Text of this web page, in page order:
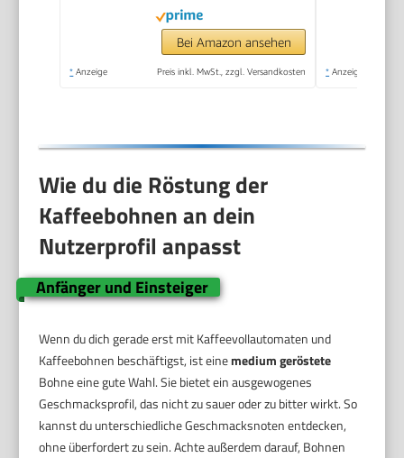
Milchsystems,
Keramikmahlwerk,
großes Touchdisplay,
Bei Amazon ansehen
* Anzeige Preis inkl. MwSt., zzgl. Versandkosten * Anzeige
Wie du die Röstung der
Kaffeebohnen an dein
Nutzerprofil anpasst
Anfänger und Einsteiger
Wenn du dich gerade erst mit Kaffeevollautomaten und
Kaffeebohnen beschäftigst, ist einemedium geröstete
Bohne eine gute Wahl. Sie bietet ein ausgewogenes
Geschmacksprofil, das nicht zu sauer oder zu bitter wirkt. So
kannst du unterschiedliche Geschmacksnoten entdecken,
ohne überfordert zu sein. Achte außerdem darauf, Bohnen